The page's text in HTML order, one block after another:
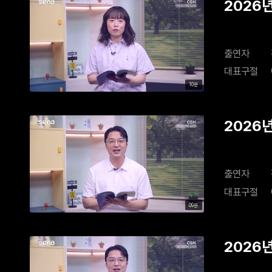
10분
2026
출연자
대표구절
09분
2026년
출연자
대표구절
2026